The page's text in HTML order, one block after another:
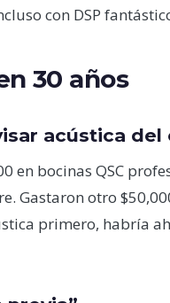
con DSP
30 años
acústica del
en bocinas QSC
Gastaron otro
primero, habría